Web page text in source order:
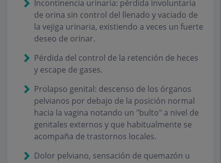
Incontinencia urinaria: pérdida involuntaria
de orina sin control del llenado y vaciado de
la vejiga urinaria, existiendo a veces un fuerte
deseo de orinar.
Pérdida del control de la retención de heces
y escape de gases.
Prolapso genital: descenso de los órganos
pelvianos por debajo de la posición normal
hacia la vagina notando un "bulto" a nivel de
genitales externos y que habitualmente se
acompaña de trastornos locales.
Dolor pelviano, sensación de quemazón u